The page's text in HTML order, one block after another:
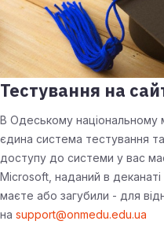
Тестування на
В Одеському національному
єдина система тестування
доступу до системи у вас
Microsoft, наданий в
маєте або загубили - для
на support@onmedu.edu.ua